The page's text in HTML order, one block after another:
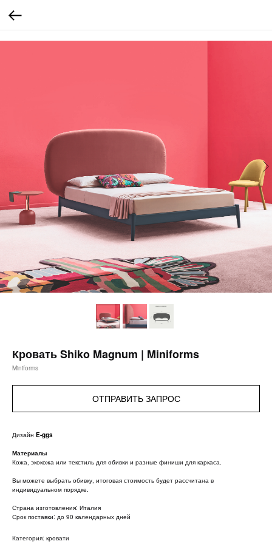
Кровать Shiko Magnum | Miniforms
Miniforms
ОТПРАВИТЬ ЗАПРОС
Дизайн E-ggs
Материалы
Кожа, экокожа или текстиль для обивки и разные финиши для каркаса.
Вы можете выбрать обивку, итоговая стоимость будет рассчитана в
индивидуальном порядке.
Страна изготовления: Италия
Срок поставки: до 90 календарных дней
Категория: кровати